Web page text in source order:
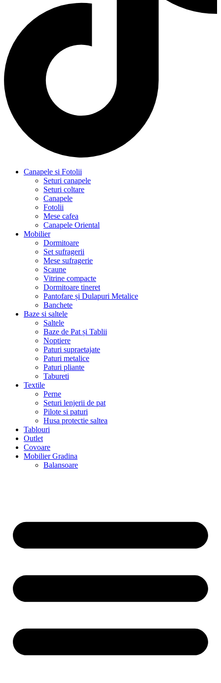
Canapele si Fotolii
Seturi canapele
Seturi coltare
Canapele
Fotolii
Mese cafea
Canapele Oriental
Mobilier
Dormitoare
Set sufragerii
Mese sufragerie
Scaune
Vitrine compacte
Dormitoare tineret
Pantofare și Dulapuri Metalice
Banchete
Baze si saltele
Saltele
Baze de Pat și Tablii
Noptiere
Paturi supraetajate
Paturi metalice
Paturi pliante
Tabureti
Textile
Perne
Seturi lenjerii de pat
Pilote si paturi
Husa protectie saltea
Tablouri
Outlet
Covoare
Mobilier Gradina
Balansoare